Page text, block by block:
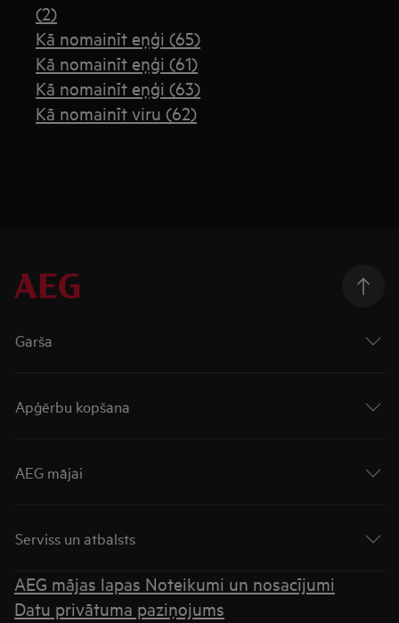
(2)
Kā nomainīt eņģi (65)
Kā nomainīt eņģi (61)
Kā nomainīt eņģi (63)
Kā nomainīt viru (62)
Garša
Apģērbu kopšana
AEG mājai
Serviss un atbalsts
AEG mājas lapas Noteikumi un nosacījumi
Datu privātuma paziņojums